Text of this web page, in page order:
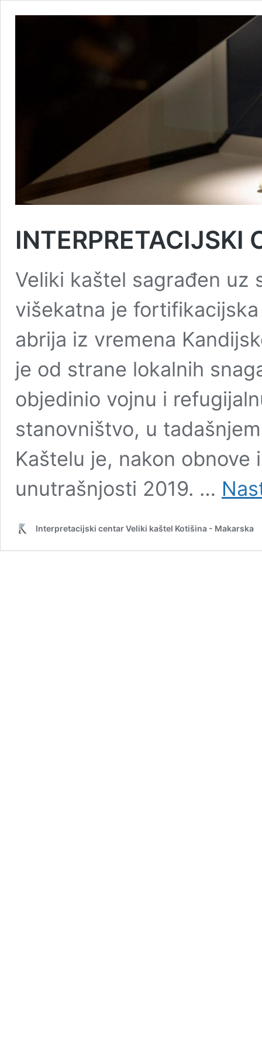
INTERPRETACIJSKI
Veliki kaštel sagrađen uz
višekatna je
abrija iz vremena
je od strane lokalnih
objedinio vojnu i
stanovništvo, u
Kaštelu je, nakon
unutrašnjosti 2019. …
Interpretacijski centar Veliki kaštel Kotišina - Makarska